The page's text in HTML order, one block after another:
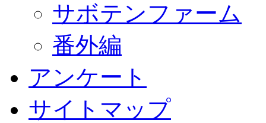
サボテンファーム
番外編
アンケート
サイトマップ